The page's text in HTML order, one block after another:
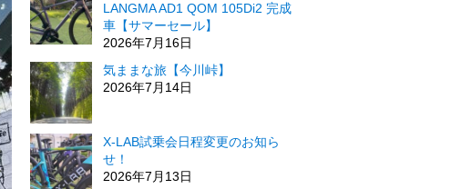
LANGMA AD1 QOM 105Di2 完成
車【サマーセール】
2026年7月16日
気ままな旅【今川峠】
2026年7月14日
X-LAB試乗会日程変更のお知ら
せ！
2026年7月13日